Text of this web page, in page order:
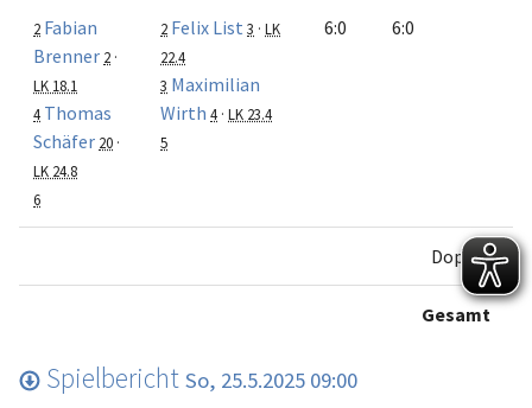
2 Fabian
Brenner 2 ·
LK 18.1
4 Thomas
Schäfer 20 ·
LK 24.8
6
2 Felix List 3 · LK
22.4
3 Maximilian
Wirth 4 · LK 23.4
5
6:0 6:0
Doppel
Gesamt
Spielbericht So, 25.5.2025 09:00